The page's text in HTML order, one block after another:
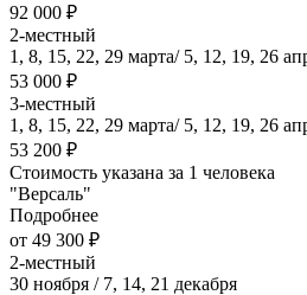
92 000 ₽
2-местный
1, 8, 15, 22, 29 марта/ 5, 12, 19, 26
53 000 ₽
3-местный
1, 8, 15, 22, 29 марта/ 5, 12, 19, 26
53 200 ₽
Стоимость указана за 1 человека
"Версаль"
Подробнее
от 49 300 ₽
2-местный
30 ноября / 7, 14, 21 декабря